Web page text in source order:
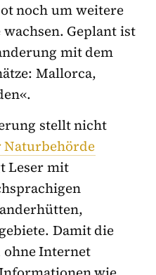
noch um weitere
Geplant ist
mit dem
Mallorca,
stellt nicht
Naturbehörde
Leser mit
Damit die
ohne Internet